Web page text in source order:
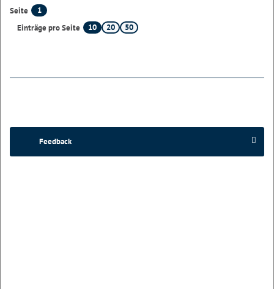
Seite
1
Einträge pro Seite
10 20 50
Feedback